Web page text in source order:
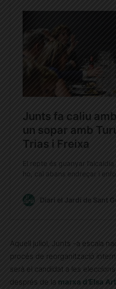
Aquell juliol, Junts -a escala
procés de reorganització
serà el candidat a les
després de la marxa d’Elsa